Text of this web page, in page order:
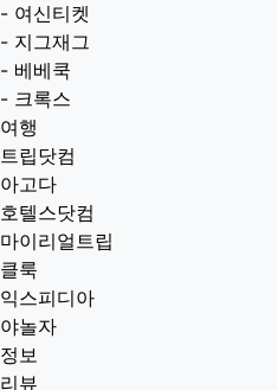
- 여신티켓
- 지그재그
- 베베쿡
- 크록스
여행
트립닷컴
아고다
호텔스닷컴
마이리얼트립
클룩
익스피디아
야놀자
정보
리뷰